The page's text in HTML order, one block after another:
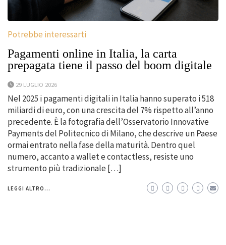
Potrebbe interessarti
Pagamenti online in Italia, la carta
prepagata tiene il passo del boom digitale
29 LUGLIO 2026
Nel 2025 i pagamenti digitali in Italia hanno superato i 518
miliardi di euro, con una crescita del 7% rispetto all’anno
precedente. È la fotografia dell’Osservatorio Innovative
Payments del Politecnico di Milano, che descrive un Paese
ormai entrato nella fase della maturità. Dentro quel
numero, accanto a wallet e contactless, resiste uno
strumento più tradizionale […]
LEGGI ALTRO...